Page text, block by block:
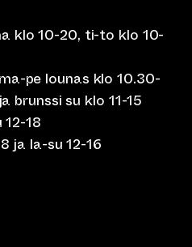
klo 10-20, ti-to klo 10-
pe lounas klo 10.30-
brunssi su klo 11-15
18
ja la-su 12-16